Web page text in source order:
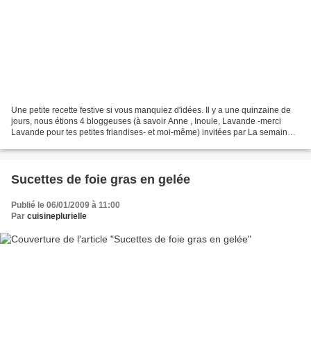
Une petite recette festive si vous manquiez d'idées. Il y a une quinzaine de
jours, nous étions 4 bloggeuses (à savoir Anne , Inoule, Lavande -merci
Lavande pour tes petites friandises- et moi-même) invitées par La semaine
Sucettes de foie gras en gelée
Publié le 06/01/2009 à 11:00
Par cuisineplurielle